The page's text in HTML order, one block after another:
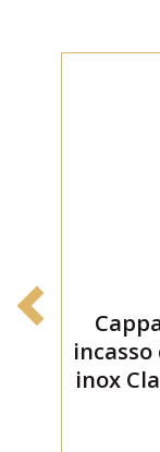
incasso
inox